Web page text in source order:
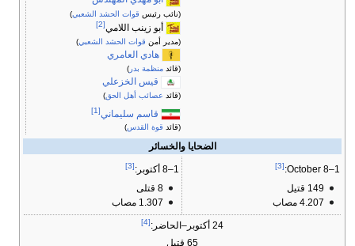
(نائب رئيس قوات الحشد الشعبي)
أبو زينب اللامي[2]
(مدير أمن قوات الحشد الشعبي)
هادي العامري
(قائد منظمة بدر )
قيس الخزعلي
(قائد عصائب أهل الحق )
قاسم سليماني[1]
(قائد قوة القدس)
الضحايا والخسائر
1–8 October:
[3]
149 قتيل
4.207 مصاب
1–8 أكتوبر: [3]
8 قتلى
1.307 مصاب
24 أكتوبر–الحاضر: [4]
65 قتيل